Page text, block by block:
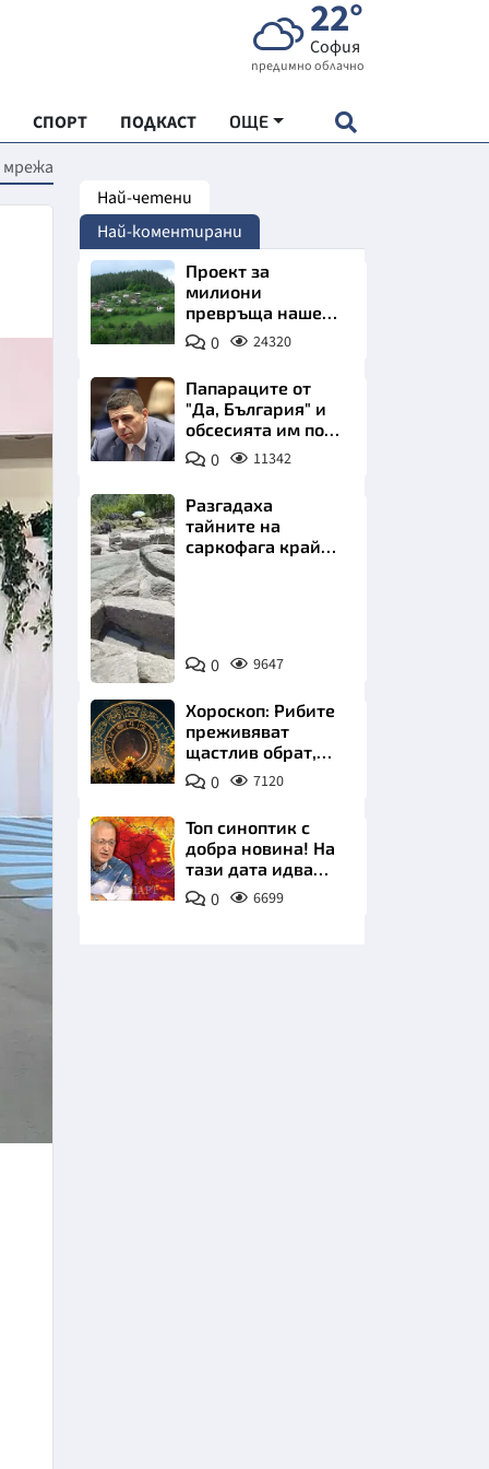
22°
София
предимно облачно
СПОРТ ПОДКАСТ ОЩЕ
"ЧУДЕСАТА НА БЪЛГАРИЯ"
ХРАНА
Най-четени
Най-коментирани
Проект за
милиони
превръща наше
село в магнит за
туристи
0 24320
Папараците от
"Да, България" и
обсесията им по
Пеевски
0 11342
Снимка:
Bulgaria
ON
AIR
Разгадаха
тайните на
саркофага край
0 9647
Хороскоп: Рибите
преживяват
щастлив обрат,
Телецът започва
важна промяна
0 7120
Топ синоптик с
добра новина! На
тази дата идва
захлаждането
0 6699